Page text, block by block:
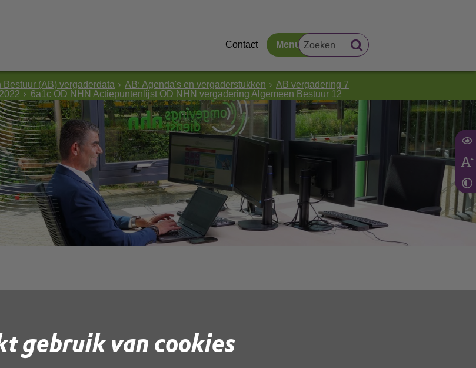
gebruik van cookies
Contact Menu
Bestuur (AB) vergaderdata AB: Agenda's en vergaderstukken
AB vergadering 7
6a1c OD NHN Actiepuntenlijst OD NHN vergadering Algemeen Bestuur 12
Bestuur